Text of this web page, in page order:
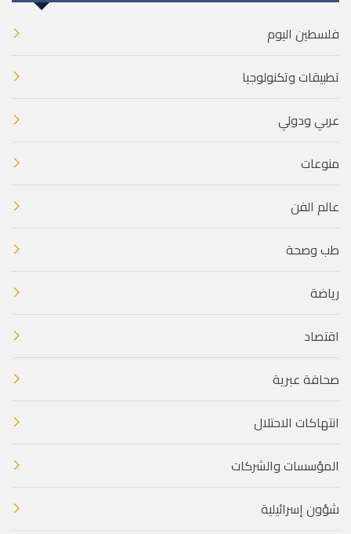
فلسطين اليوم
تطبيقات وتكنولوجيا
عربي ودولي
منوعات
عالم الفن
طب وصحة
رياضة
اقتصاد
صحافة عبرية
انتهاكات الاحتلال
المؤسسات والشركات
شؤون إسرائيلية